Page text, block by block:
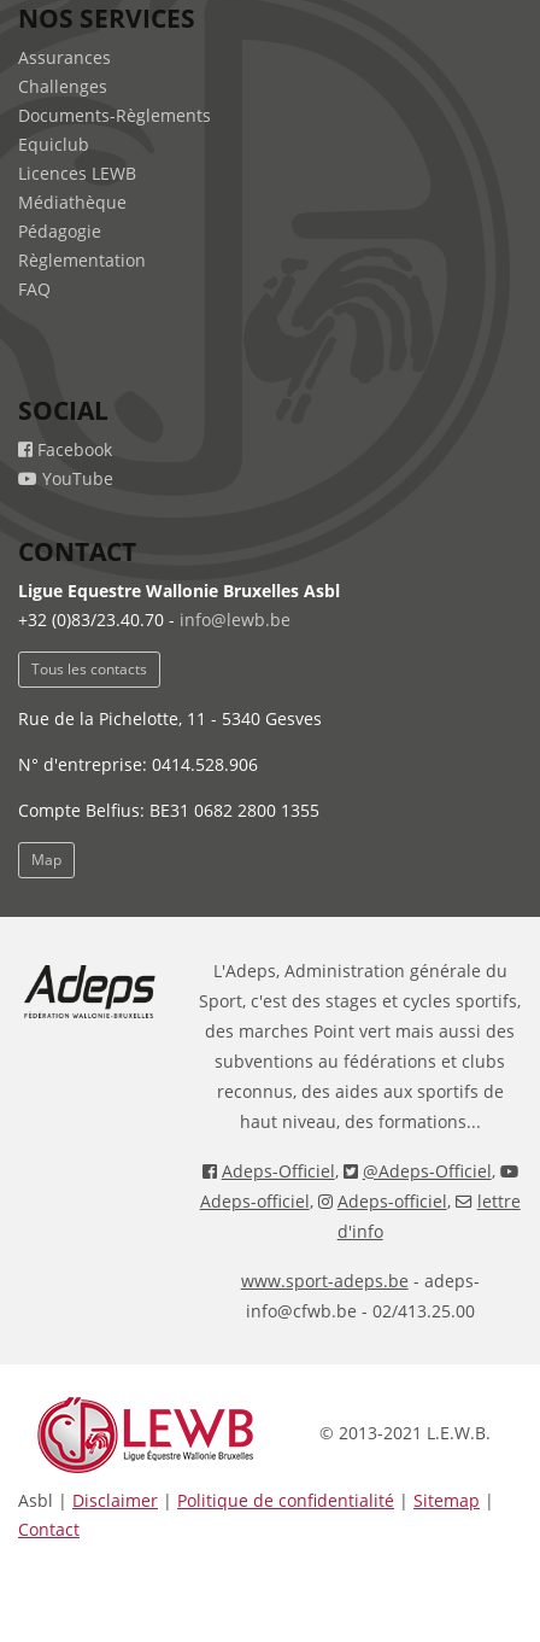
NOS SERVICES
Assurances
Challenges
Documents-Règlements
Equiclub
Licences LEWB
Médiathèque
Pédagogie
Règlementation
FAQ
SOCIAL
Facebook
YouTube
CONTACT
Ligue Equestre Wallonie Bruxelles Asbl
+32 (0)83/23.40.70 - info@lewb.be
Tous les contacts
Rue de la Pichelotte, 11 - 5340 Gesves
N° d'entreprise: 0414.528.906
Compte Belfius: BE31 0682 2800 1355
Map
L'Adeps, Administration générale du
Sport, c'est des stages et cycles sportifs,
des marches Point vert mais aussi des
subventions au fédérations et clubs
reconnus, des aides aux sportifs de
haut niveau, des formations...
Adeps-Officiel, @Adeps-Officiel,
Adeps-officiel, Adeps-officiel,
lettre
d'info
www.sport-adeps.be - adeps-
info@cfwb.be - 02/413.25.00
© 2013-2021 L.E.W.B.
Asbl | Disclaimer | Politique de confidentialité | Sitemap |
Contact